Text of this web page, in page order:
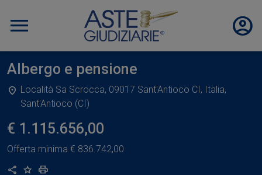
Albergo e pensione
Località Sa Scrocca, 09017 Sant'Antioco CI, Italia,
Sant'Antioco (CI)
€ 1.115.656,00
Offerta minima € 836.742,00
CondividiAggiungi ai preferiti
Stampa